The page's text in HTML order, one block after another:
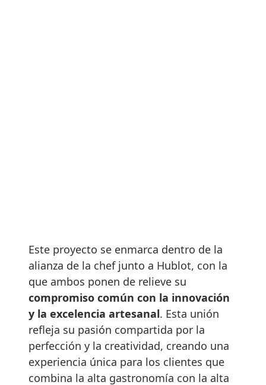
Este proyecto se enmarca dentro de la
alianza de la chef junto a Hublot, con la
que ambos ponen de relieve su
compromiso común con la innovación
y la excelencia artesanal. Esta unión
refleja su pasión compartida por la
perfección y la creatividad, creando una
experiencia única para los clientes que
combina la alta gastronomía con la alta